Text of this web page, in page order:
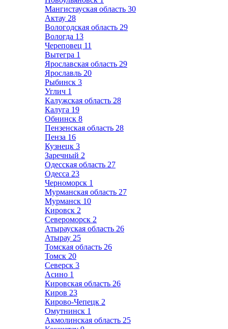
Мангистауская область 30
Актау 28
Вологодская область 29
Вологда 13
Череповец 11
Вытегра 1
Ярославская область 29
Ярославль 20
Рыбинск 3
Углич 1
Калужская область 28
Калуга 19
Обнинск 8
Пензенская область 28
Пенза 16
Кузнецк 3
Заречный 2
Одесская область 27
Одесса 23
Черноморск 1
Мурманская область 27
Мурманск 10
Кировск 2
Североморск 2
Атырауская область 26
Атырау 25
Томская область 26
Томск 20
Северск 3
Асино 1
Кировская область 26
Киров 23
Кирово-Чепецк 2
Омутнинск 1
Акмолинская область 25